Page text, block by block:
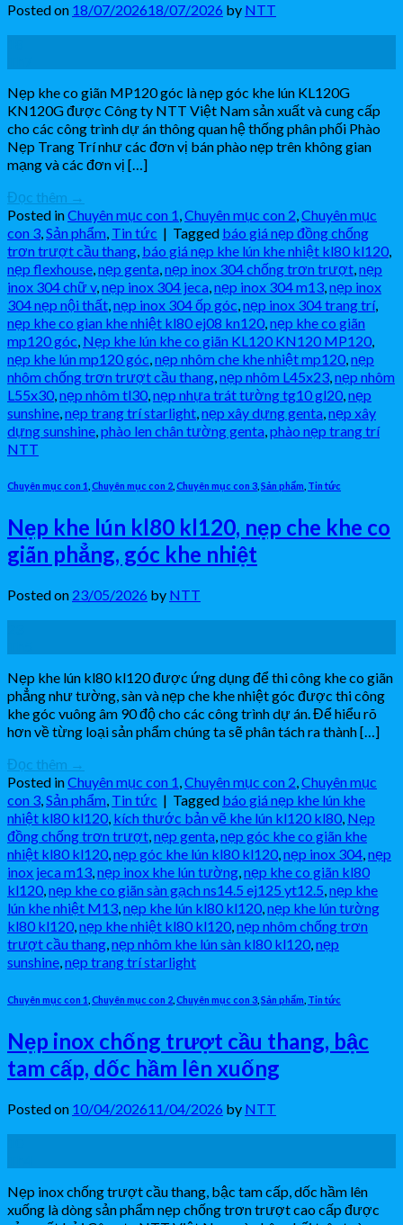
Posted on 18/07/202618/07/2026 by NTT
Nẹp khe co giãn MP120 góc là nẹp góc khe lún KL120G
KN120G được Công ty NTT Việt Nam sản xuất và cung cấp
cho các công trình dự án thông quan hệ thống phân phối Phào
Nẹp Trang Trí như các đơn vị bán phào nẹp trên không gian
mạng và các đơn vị […]
Đọc thêm →
Posted inChuyên mục con 1,Chuyên mục con 2,Chuyên mục
con 3,Sản phẩm, Tin tức | Tagged báo giá nẹp đồng chống
trơn trượt cầu thang, báo giá nẹp khe lún khe nhiệt kl80 kl120,
nẹp flexhouse,nẹp genta,nẹp inox 304 chống trơn trượt,nẹp
inox 304 chữ v,nẹp inox 304 jeca,nẹp inox 304 m13,nẹp inox
304 nẹp nội thất,nẹp inox 304 ốp góc,nẹp inox 304 trang trí,
nẹp khe co gian khe nhiệt kl80 ej08 kn120,nẹp khe co giãn
mp120 góc, Nẹp khe lún khe co giãn KL120 KN120 MP120,
nẹp khe lún mp120 góc,nẹp nhôm che khe nhiệt mp120,nẹp
nhôm chống trơn trượt cầu thang,nẹp nhôm L45x23,nẹp nhôm
L55x30,nẹp nhôm tl30,nẹp nhựa trát tường tg10 gl20,nẹp
sunshine,nẹp trang trí starlight,nẹp xây dựng genta,nẹp xây
dựng sunshine,phào len chân tường genta,phào nẹp trang trí
NTT
Chuyên mục con 1 Chuyên mục con 2 Chuyên mục con 3 Sản phẩm Tin tức
Nẹp khe lún kl80 kl120, nẹp che khe co
giãn phẳng, góc khe nhiệt
Posted on 23/05/2026 by NTT
Nẹp khe lún kl80 kl120 được ứng dụng để thi công khe co giãn
phẳng như tường, sàn và nẹp che khe nhiệt góc được thi công
khe góc vuông âm 90 độ cho các công trình dự án. Để hiểu rõ
hơn về từng loại sản phẩm chúng ta sẽ phân tách ra thành […]
Đọc thêm →
Posted inChuyên mục con 1,Chuyên mục con 2,Chuyên mục
con 3,Sản phẩm, Tin tức | Tagged báo giá nẹp khe lún khe
nhiệt kl80 kl120, kích thước bản vẽ khe lún kl120 kl80, Nẹp
đồng chống trơn trượt,nẹp genta,nẹp góc khe co giãn khe
nhiệt kl80 kl120,nẹp góc khe lún kl80 kl120,nẹp inox 304,nẹp
inox jeca m13,nẹp inox khe lún tường,nẹp khe co giãn kl80
kl120,nẹp khe co giãn sàn gạch ns14.5 ej125 yt12.5,nẹp khe
lún khe nhiệt M13,nẹp khe lún kl80 kl120,nẹp khe lún tường
kl80 kl120,nẹp khe nhiệt kl80 kl120,nẹp nhôm chống trơn
trượt cầu thang,nẹp nhôm khe lún sàn kl80 kl120,nẹp
sunshine,nẹp trang trí starlight
Chuyên mục con 1 Chuyên mục con 2 Chuyên mục con 3 Sản phẩm Tin tức
Nẹp inox chống trượt cầu thang, bậc
tam cấp, dốc hầm lên xuống
Posted on 10/04/202611/04/2026 by NTT
Nẹp inox chống trượt cầu thang, bậc tam cấp, dốc hầm lên
xuống là dòng sản phẩm nẹp chống trơn trượt cao cấp được